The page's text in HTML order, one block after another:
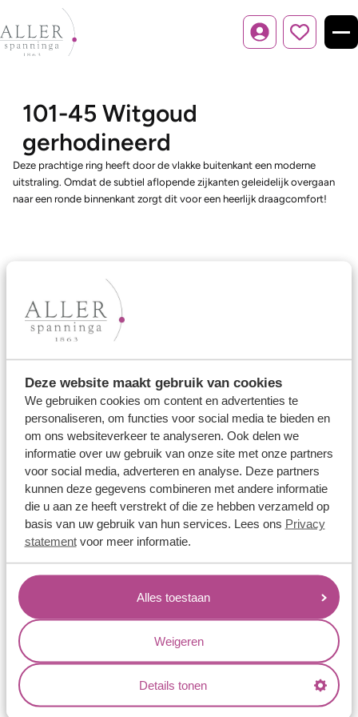
Deze website maakt gebruik van cookies
We gebruiken cookies om content en advertenties te
personaliseren, om functies voor social media te bieden en
om ons websiteverkeer te analyseren. Ook delen we
informatie over uw gebruik van onze site met onze partners
voor social media, adverteren en analyse. Deze partners
kunnen deze gegevens combineren met andere informatie
die u aan ze heeft verstrekt of die ze hebben verzameld op
basis van uw gebruik van hun services. Lees ons Privacy
statementvoor meer informatie.
Alles toestaan
Weigeren
Details tonen
Inloggen
101-45 Witgoud
gerhodineerd
Deze prachtige ring heeft door de vlakke buitenkant een moderne
uitstraling. Omdat de subtiel aflopende zijkanten geleidelijk overgaan
naar een ronde binnenkant zorgt dit voor een heerlijk draagcomfort!
Ons aanbod
Trouwringen
Memoireringen
Verlovingsringen
Vriendschapsringen
Over ons
Aller Spanninga
Historie
Certificaten
Blogs
Jouw voordelen
Conflictvrije Materialen
Oneindig veel mogelijkheden
Kwaliteit
Juweliers & Contact